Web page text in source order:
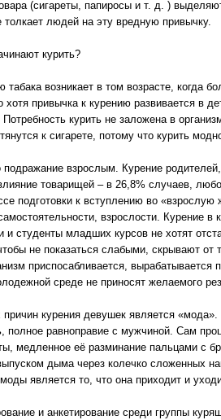
(сигареты, папиросы и т. д. )
толкает людей на эту вредную привычку.
курить?
табака возникает в том возрасте, когда
хотя привычка к курению развивается в
курить не заложена в
к сигарете, потому что курить
подражание взрослым. Курение
товарищей – в 26,8% случаев,
подготовки к вступлению во
взрослости. Курение
и студенты младших курсов не хотят
не показаться слабыми, скрывают
приспосабливается,
среде не приносят желаемого
курения девушек является
полное равноправие с мужчиной. Сам
медленное её разминание пальцами с
дыма через колечко сложенных
является то, что она приходит и
и анкетирование среди группы